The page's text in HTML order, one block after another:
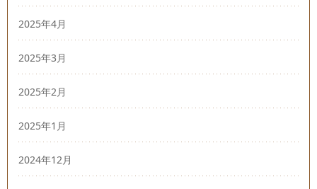
2025年4月
2025年3月
2025年2月
2025年1月
2024年12月